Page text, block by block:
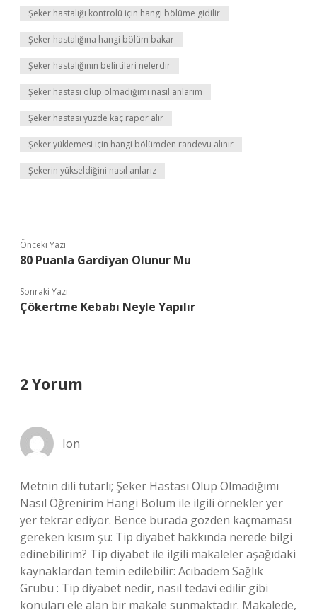
Şeker hastalığı kontrolü için hangi bölüme gidilir
Şeker hastalığına hangi bölüm bakar
Şeker hastalığının belirtileri nelerdir
Şeker hastası olup olmadığımı nasıl anlarım
Şeker hastası yüzde kaç rapor alır
Şeker yüklemesi için hangi bölümden randevu alınır
Şekerin yükseldiğini nasıl anlarız
Önceki Yazı
80 Puanla Gardiyan Olunur Mu
Sonraki Yazı
Çökertme Kebabı Neyle Yapılır
2 Yorum
Ion
Metnin dili tutarlı; Şeker Hastası Olup Olmadığımı
Nasıl Öğrenirim Hangi Bölüm ile ilgili örnekler yer
yer tekrar ediyor. Bence burada gözden kaçmaması
gereken kısım şu: Tip diyabet hakkında nerede bilgi
edinebilirim? Tip diyabet ile ilgili makaleler aşağıdaki
kaynaklardan temin edilebilir: Acıbadem Sağlık
Grubu : Tip diyabet nedir, nasıl tedavi edilir gibi
konuları ele alan bir makale sunmaktadır. Makalede,